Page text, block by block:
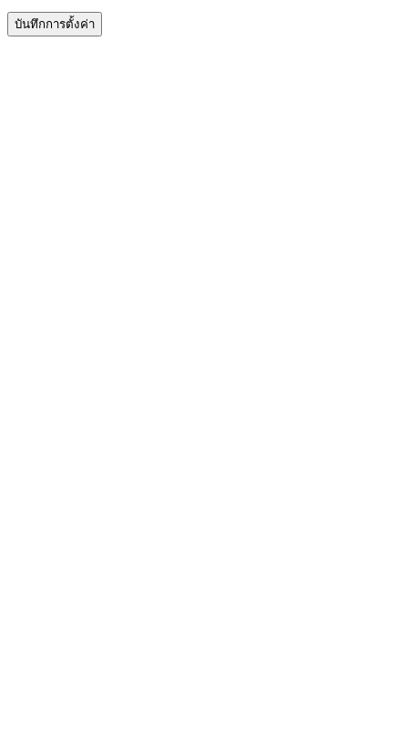
บันทึกการตั้งค่า